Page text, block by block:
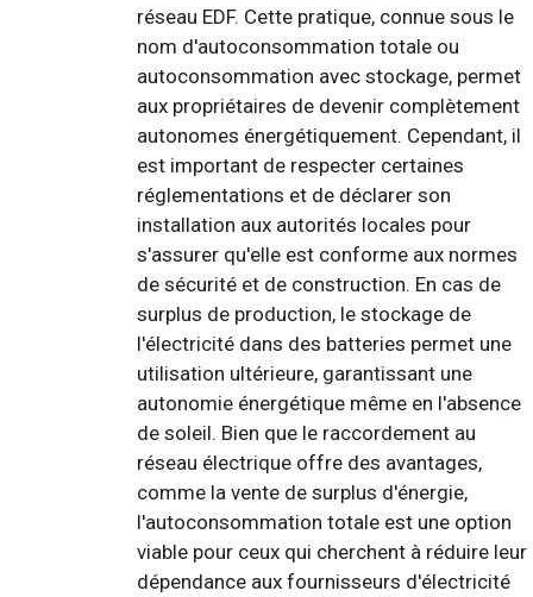
réseau EDF. Cette pratique, connue sous le
nom d'autoconsommation totale ou
autoconsommation avec stockage, permet
aux propriétaires de devenir complètement
autonomes énergétiquement. Cependant, il
est important de respecter certaines
réglementations et de déclarer son
installation aux autorités locales pour
s'assurer qu'elle est conforme aux normes
de sécurité et de construction. En cas de
surplus de production, le stockage de
l'électricité dans des batteries permet une
utilisation ultérieure, garantissant une
autonomie énergétique même en l'absence
de soleil. Bien que le raccordement au
réseau électrique offre des avantages,
comme la vente de surplus d'énergie,
l'autoconsommation totale est une option
viable pour ceux qui cherchent à réduire leur
dépendance aux fournisseurs d'électricité